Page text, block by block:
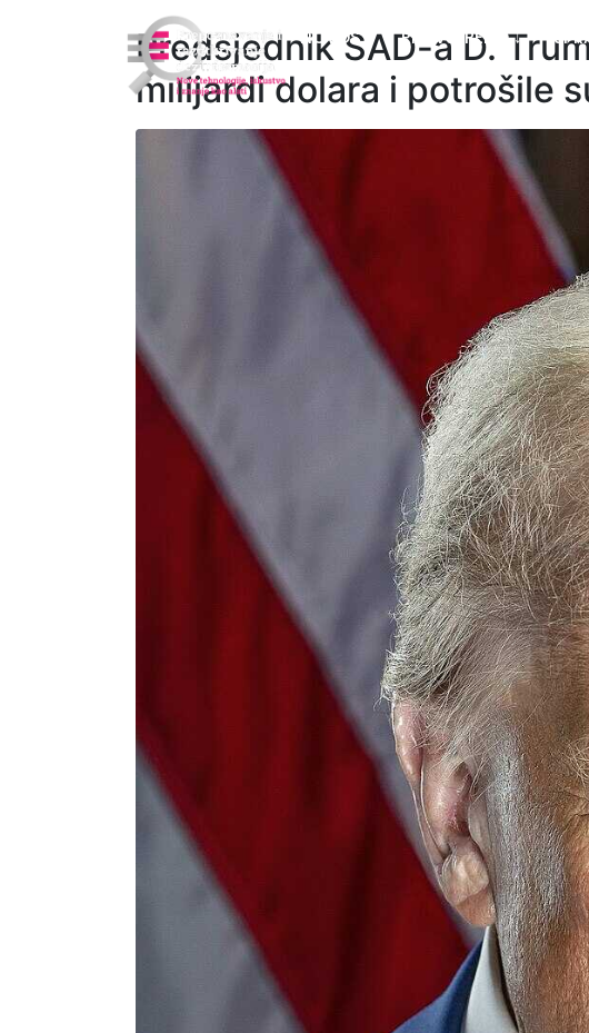
NOVOSTI PROVJERENO ↓
Predsjednik SAD-a D.
milijardi dolara i potrošile